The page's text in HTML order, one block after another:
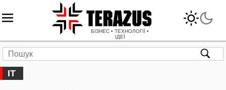
БІЗНЕС • ТЕХНОЛОГІЇ •
ІДЕЇ
IT